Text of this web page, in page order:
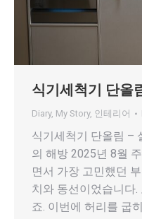
식기세척기 단올
Diary, My Story, 인테리어
식기세척기 단올림 –
의 해방 2025년 8월
면서 가장 고민했던
치와 동선이었습니다
죠. 이번에 허리를 굽